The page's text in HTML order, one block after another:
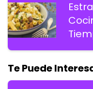
Te Puede